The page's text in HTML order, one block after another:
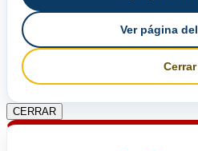
Ver página
Cerrar
CERRAR